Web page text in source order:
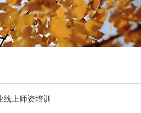
上师资培训